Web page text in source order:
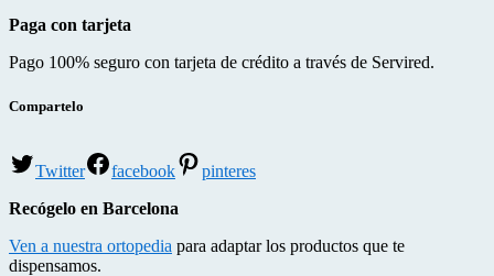
Paga con tarjeta
Pago 100% seguro con tarjeta de crédito a través de Servired.
Compartelo
Twitter facebook
pinteres
Recógelo en Barcelona
Ven a nuestra ortopedia para adaptar los productos que te
dispensamos.